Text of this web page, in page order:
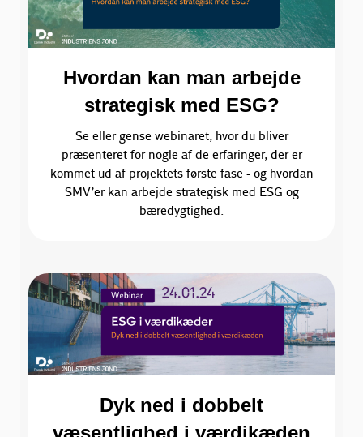
Hvordan kan man arbejde
strategisk med ESG?
Se eller gense webinaret, hvor du bliver
præsenteret for nogle af de erfaringer, der er
kommet ud af projektets første fase - og hvordan
SMV’er kan arbejde strategisk med ESG og
bæredygtighed.
Dyk ned i dobbelt
væsentlighed i værdikæden